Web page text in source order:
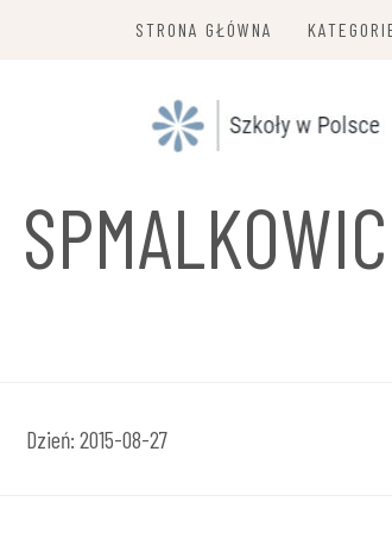
STRONA GŁÓWNA
Dzień: 2015-08-27